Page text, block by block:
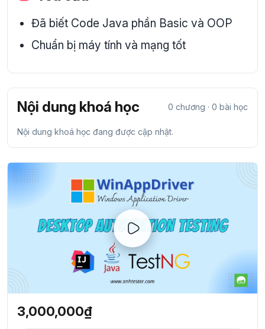
Đã biết Code Java phần Basic và OOP
Chuẩn bị máy tính và mạng tốt
Nội dung khoá học 0 chương · 0 bài học
Nội dung khoá học đang được cập nhật.
3,000,000₫